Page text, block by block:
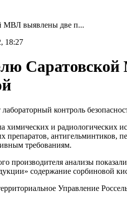
МВЛ выявлены две п...
18:27
контроль
химических и радиологических
препаратов,
требованиям.
производителя анализы
содержание сорбиновой
Управление